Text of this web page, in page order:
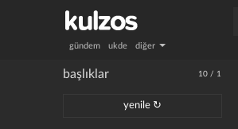
gündem ukde diğer
10 / 1
başlıklar
yenile ↻